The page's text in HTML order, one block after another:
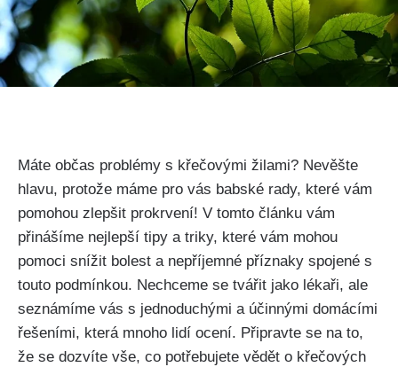
Máte⁤ občas problémy s křečovými žilami? ‍Nevěšte
hlavu,‍ protože máme pro vás babské rady, které ⁢vám
pomohou zlepšit prokrvení! V⁢ tomto článku ‍vám
přinášíme nejlepší tipy a triky, které vám mohou
pomoci snížit bolest‌ a nepříjemné příznaky spojené​ s
touto podmínkou. Nechceme ⁣se tvářit ‌jako lékaři, ale
seznámíme vás s⁣ jednoduchými a účinnými domácími
řešeními, která mnoho ⁤lidí ocení. Připravte se na ⁢to,
že se‌ dozvíte vše, co potřebujete vědět o ⁢křečových